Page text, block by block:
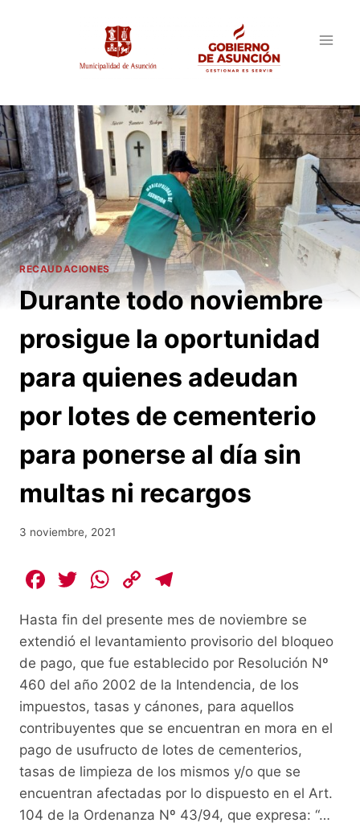
RECAUDACIONES
Durante todo noviembre
prosigue la oportunidad
para quienes adeudan
por lotes de cementerio
para ponerse al día sin
multas ni recargos
3 noviembre, 2021
F
c
e
b
o
o
k
T
itt
er
W
at
s
A
p
p
C
p
y
Li
n
k
e
gr
a
m
Hasta fin del presente mes de noviembre se
extendió el levantamiento provisorio del bloqueo
de pago, que fue establecido por Resolución Nº
460 del año 2002 de la Intendencia, de los
impuestos, tasas y cánones, para aquellos
contribuyentes que se encuentran en mora en el
pago de usufructo de lotes de cementerios,
tasas de limpieza de los mismos y/o que se
encuentran afectadas por lo dispuesto en el Art.
104 de la Ordenanza Nº 43/94, que expresa: “…